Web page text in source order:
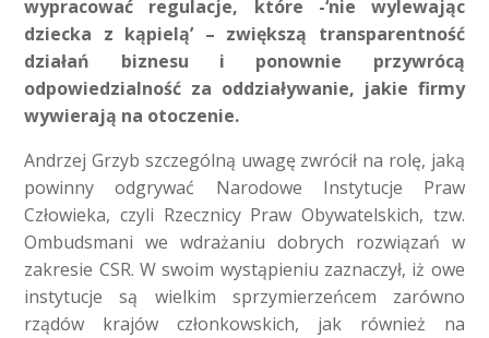
wypracować regulacje, które -‘nie wylewając
dziecka z kąpielą’ – zwiększą transparentność
działań biznesu i ponownie przywrócą
odpowiedzialność za oddziaływanie, jakie firmy
wywierają na otoczenie.
Andrzej Grzyb szczególną uwagę zwrócił na rolę, jaką
powinny odgrywać Narodowe Instytucje Praw
Człowieka, czyli Rzecznicy Praw Obywatelskich, tzw.
Ombudsmani we wdrażaniu dobrych rozwiązań w
zakresie CSR. W swoim wystąpieniu zaznaczył, iż owe
instytucje są wielkim sprzymierzeńcem zarówno
rządów krajów członkowskich, jak również na